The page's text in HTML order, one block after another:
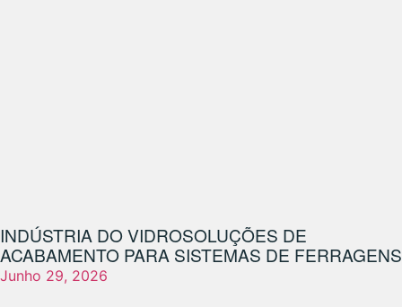
INDÚSTRIA DO VIDROSOLUÇÕES DE
ACABAMENTO PARA SISTEMAS DE FERRAGENS
Junho 29, 2026